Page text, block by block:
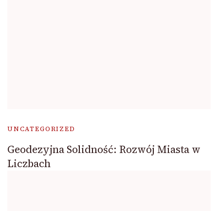
UNCATEGORIZED
Geodezyjna Solidność: Rozwój Miasta w
Liczbach